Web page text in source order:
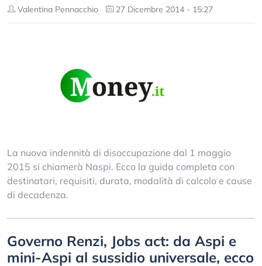
Valentina Pennacchio 27 Dicembre 2014 - 15:27
La nuova indennità di disoccupazione dal 1 maggio
2015 si chiamerà Naspi. Ecco la guida completa con
destinatari, requisiti, durata, modalità di calcolo e cause
di decadenza.
Governo Renzi, Jobs act: da Aspi e
mini-Aspi al sussidio universale, ecco